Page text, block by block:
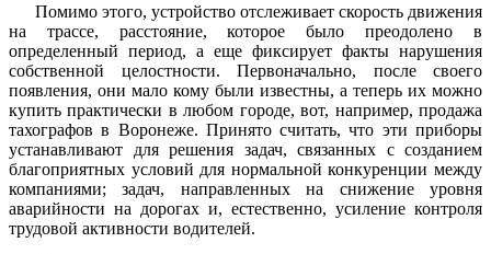
Помимо этого, устройство отслеживает скорость движения
на трассе, расстояние, которое было преодолено в
определенный период, а еще фиксирует факты нарушения
собственной целостности. Первоначально, после своего
появления, они мало кому были известны, а теперь их можно
купить практически в любом городе, вот, например, продажа
тахографов в Воронеже. Принято считать, что эти приборы
устанавливают для решения задач, связанных с созданием
благоприятных условий для нормальной конкуренции между
компаниями; задач, направленных на снижение уровня
аварийности на дорогах и, естественно, усиление контроля
трудовой активности водителей.